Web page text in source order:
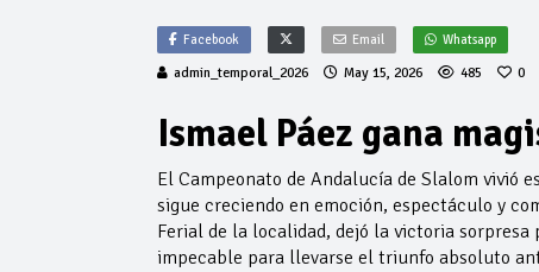
Facebook Email Whatsapp
admin_temporal_2026 May 15, 2026 485 0
Ismael Páez gana
El Campeonato de Andalucía de Slalom vivió
sigue creciendo en emoción, espectáculo y
Ferial de la localidad, dejó la victoria
impecable para llevarse el triunfo absoluto